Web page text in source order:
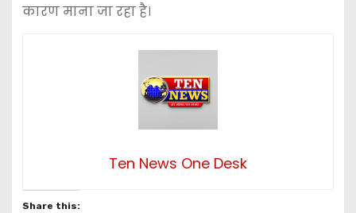
कारण माना जा रहा है।
Ten News One Desk
Share this: